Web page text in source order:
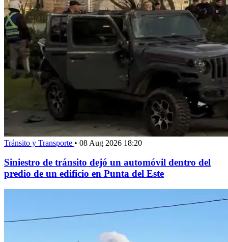
Tránsito y Transporte • 08 Aug 2026 18:20
Siniestro de tránsito dejó un automóvil dentro del
predio de un edificio en Punta del Este